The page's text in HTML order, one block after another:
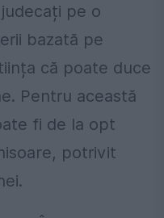
pe o
bazată pe
că poate duce
Pentru această
fi de la opt
potrivit